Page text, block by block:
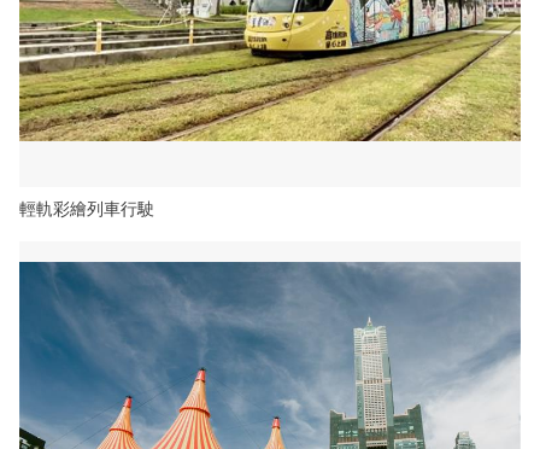
輕軌彩繪列車行駛